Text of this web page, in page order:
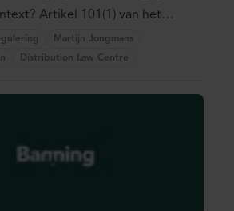
Artikel 101(1) van het
Martijn Jongmans
Distribution Law Centre